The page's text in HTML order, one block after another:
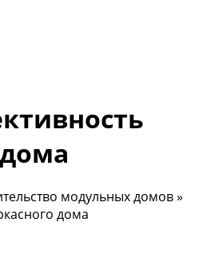
модульных домов»
дома